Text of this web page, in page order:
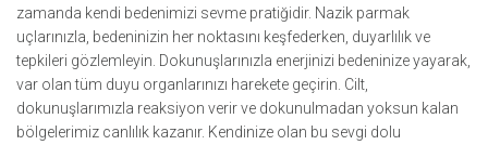
zamanda kendi bedenimizi sevme pratiğidir. Nazik parmak
uçlarınızla, bedeninizin her noktasını keşfederken, duyarlılık ve
tepkileri gözlemleyin. Dokunuşlarınızla enerjinizi bedeninize yayarak,
var olan tüm duyu organlarınızı harekete geçirin. Cilt,
dokunuşlarımızla reaksiyon verir ve dokunulmadan yoksun kalan
bölgelerimiz canlılık kazanır. Kendinize olan bu sevgi dolu